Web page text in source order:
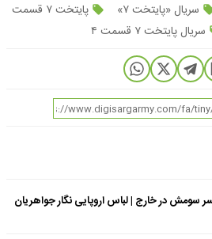
سریال «پایتخت ۷»
پایتخت ۷ قسمت
سریال پایتخت ۷ قسمت ۴
در خارج | لباس اروپایی نگار جواهریان